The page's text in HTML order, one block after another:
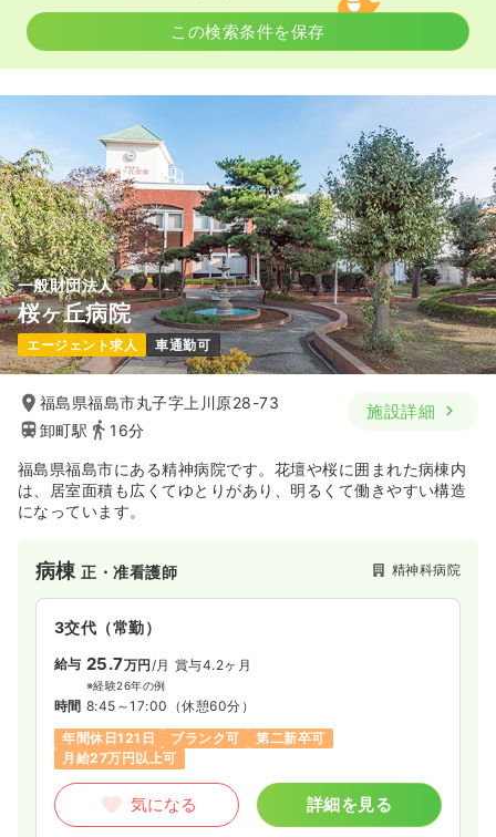
この検索条件を保存
一般財団法人
桜ヶ丘病院
エージェント求人 車通勤可
福島県福島市丸子字上川原28-73
卸町駅
16分
施設詳細
福島県福島市にある精神病院です。花壇や桜に囲まれた病棟内
は、居室面積も広くてゆとりがあり、明るくて働きやすい構造
になっています。
病棟正・准看護師 精神科病院
3交代（常勤）
給与 25.7万円 /月 賞与4.2ヶ月
※経験26年の例
時間 8:45～17:00 （休憩60分）
年間休日121日
ブランク可
第二新卒可
月給27万円以上可
気になる 詳細を見る